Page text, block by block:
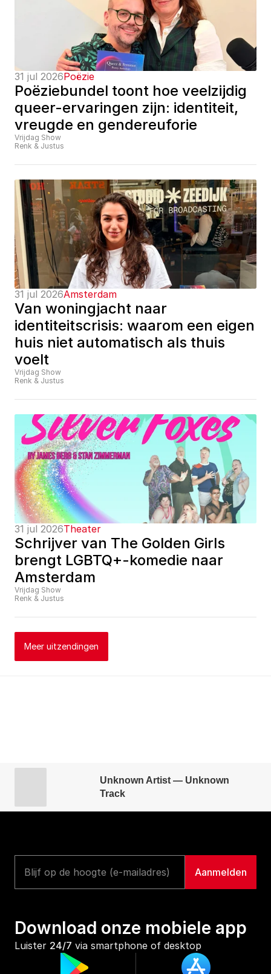
31 jul 2026Poëzie
Poëziebundel toont hoe veelzijdig
queer-ervaringen zijn: identiteit,
vreugde en gendereuforie
Vrijdag Show
Renk & Justus
31 jul 2026Amsterdam
Van woningjacht naar
identiteitscrisis: waarom een eigen
huis niet automatisch als thuis
voelt
Vrijdag Show
Renk & Justus
31 jul 2026Theater
Schrijver van The Golden Girls
brengt LGBTQ+-komedie naar
Amsterdam
Vrijdag Show
Renk & Justus
Meer uitzendingen
Unknown Artist — Unknown
Track
Download onze mobiele app
Luister 24/7 via smartphone of desktop